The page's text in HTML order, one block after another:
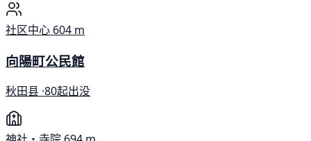
社区中心 604 m
向陽町公民館
秋田县 ·80起出没